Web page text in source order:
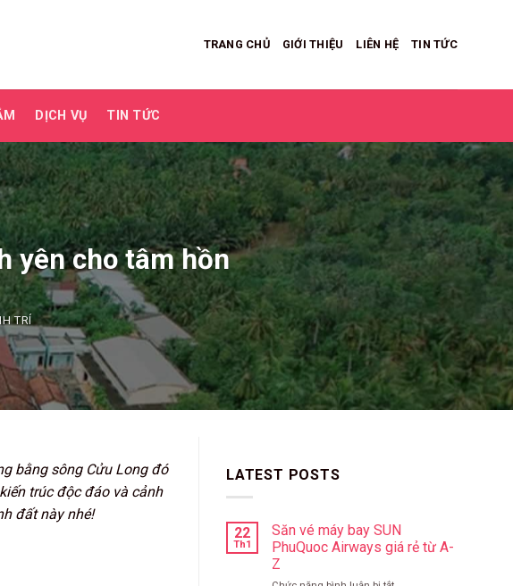
TRANG CHỦ GIỚI THIỆU LIÊN HỆ TIN TỨC
DỊCH VỤ TIN TỨC
yên cho tâm hồn
TRÍ
bằng sông Cửu Long đó
trúc độc đáo và cảnh
đất này nhé!
LATEST POSTS
22
Th1
Săn vé máy bay SUN
PhuQuoc Airways giá rẻ từ A-
Z